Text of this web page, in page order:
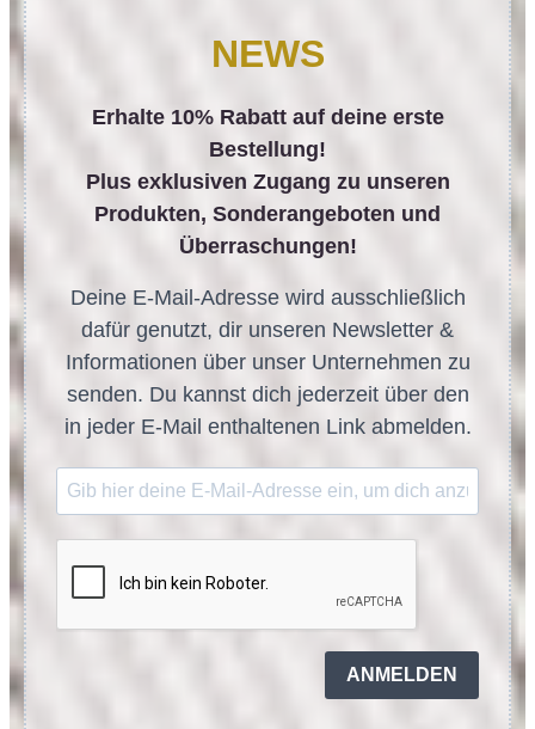
NEWS
Erhalte 10% Rabatt auf deine erste
Bestellung!
Plus exklusiven Zugang zu unseren
Produkten, Sonderangeboten und
Überraschungen!
Deine E-Mail-Adresse wird ausschließlich
dafür genutzt, dir unseren Newsletter &
Informationen über unser Unternehmen zu
senden. Du kannst dich jederzeit über den
in jeder E-Mail enthaltenen Link abmelden.
ANMELDEN